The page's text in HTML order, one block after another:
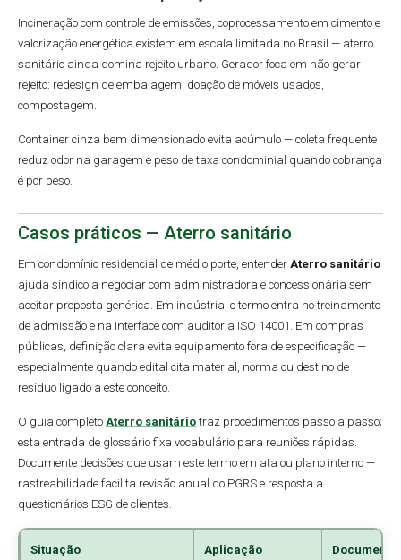
Incineração com controle de emissões, coprocessamento em cimento e
valorização energética existem em escala limitada no Brasil — aterro
sanitário ainda domina rejeito urbano. Gerador foca em não gerar
rejeito: redesign de embalagem, doação de móveis usados,
compostagem.
Container cinza bem dimensionado evita acúmulo — coleta frequente
reduz odor na garagem e peso de taxa condominial quando cobrança
é por peso.
Casos práticos — Aterro sanitário
Em condomínio residencial de médio porte, entender Aterro sanitário
ajuda síndico a negociar com administradora e concessionária sem
aceitar proposta genérica. Em indústria, o termo entra no treinamento
de admissão e na interface com auditoria ISO 14001. Em compras
públicas, definição clara evita equipamento fora de especificação —
especialmente quando edital cita material, norma ou destino de
resíduo ligado a este conceito.
O guia completo Aterro sanitáriotraz procedimentos passo a passo;
esta entrada de glossário fixa vocabulário para reuniões rápidas.
Documente decisões que usam este termo em ata ou plano interno —
rastreabilidade facilita revisão anual do PGRS e resposta a
questionários ESG de clientes.
Situação Aplicação Documento